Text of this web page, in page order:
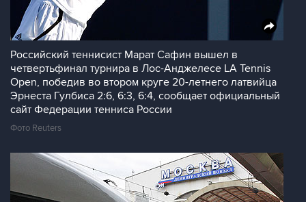
Российский теннисист Марат Сафин вышел в
четвертьфинал турнира в Лос-Анджелесе LA Tennis
Open, победив во втором круге 20-летнего латвийца
Эрнеста Гулбиса 2:6, 6:3, 6:4, сообщает официальный
сайт Федерации тенниса России
Фото Reuters